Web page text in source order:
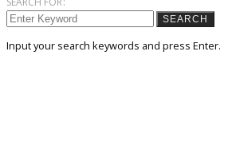
SEARCH
Input your search keywords and press Enter.